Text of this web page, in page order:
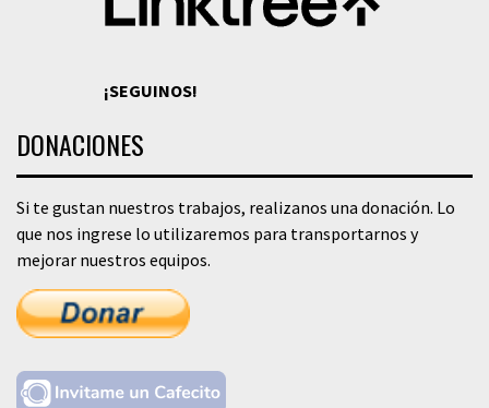
¡SEGUINOS!
DONACIONES
Si te gustan nuestros trabajos, realizanos una donación. Lo
que nos ingrese lo utilizaremos para transportarnos y
mejorar nuestros equipos.